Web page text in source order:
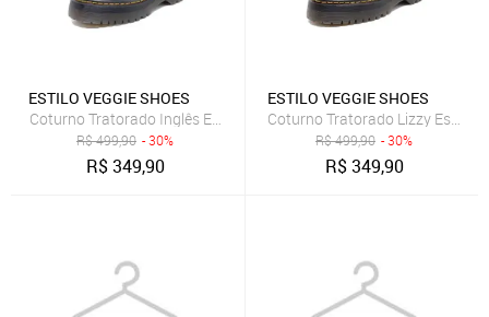
ESTILO VEGGIE SHOES
Coturno Tratorado Inglês Estilo Veggie Preto Grafite
R$499,90 - 30%
R$349,90
ESTILO VEGGIE SHOES
Coturno Tratorado Lizzy Estilo
R$499,90 - 30%
R$349,90